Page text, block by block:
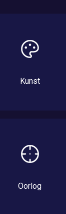
Kunst
Oorlog